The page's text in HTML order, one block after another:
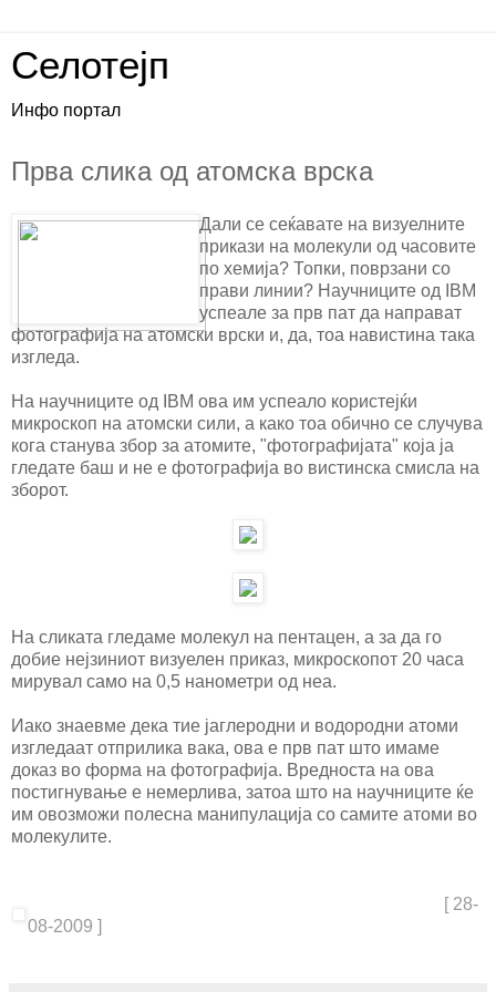
Селотејп
Инфо портал
Прва слика од атомска врска
Дали се сеќавате на визуелните
прикази на молекули од часовите
по хемија? Топки, поврзани со
прави линии? Научниците од IBM
успеале за прв пат да направат
фотографија на атомски врски и, да, тоа навистина така
изгледа.
На научниците од IBM ова им успеало користејќи
микроскоп на атомски сили, а како тоа обично се случува
кога станува збор за атомите, "фотографијата" која ја
гледате баш и не е фотографија во вистинска смисла на
зборот.
На сликата гледаме молекул на пентацен, а за да го
добие нејзиниот визуелен приказ, микроскопот 20 часа
мирувал само на 0,5 нанометри од неа.
Иако знаевме дека тие јаглеродни и водородни атоми
изгледаат отприлика вака, ова е прв пат што имаме
доказ во форма на фотографија. Вредноста на ова
постигнување е немерлива, затоа што на научниците ќе
им овозможи полесна манипулација со самите атоми во
молекулите.
[ 28-
08-2009 ]